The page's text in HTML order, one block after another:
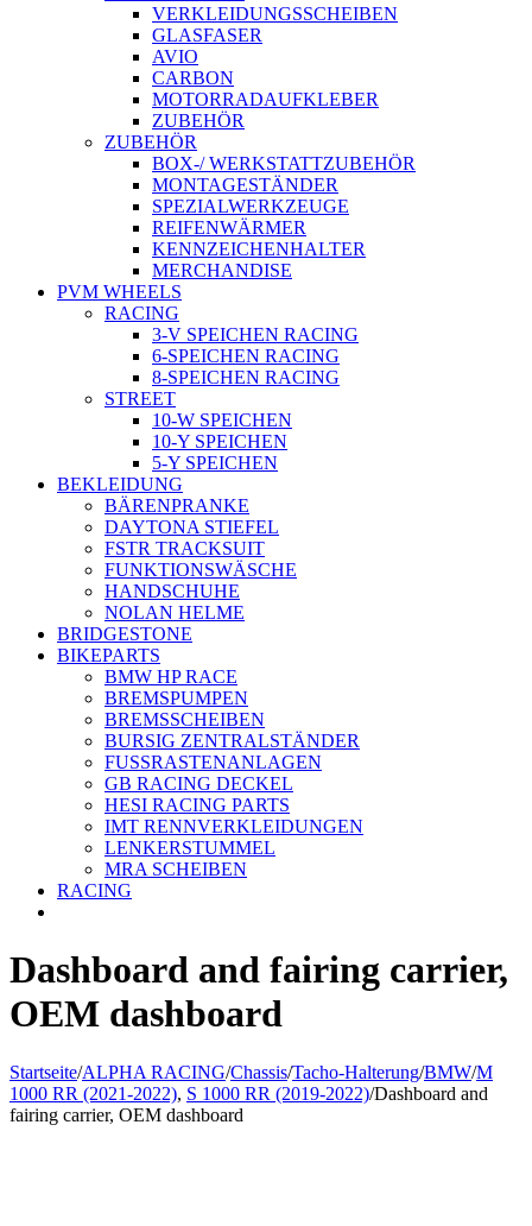
VERKLEIDUNGSSCHEIBEN
GLASFASER
AVIO
CARBON
MOTORRADAUFKLEBER
ZUBEHÖR
ZUBEHÖR
BOX-/ WERKSTATTZUBEHÖR
MONTAGESTÄNDER
SPEZIALWERKZEUGE
REIFENWÄRMER
KENNZEICHENHALTER
MERCHANDISE
PVM WHEELS
RACING
3-V SPEICHEN RACING
6-SPEICHEN RACING
8-SPEICHEN RACING
STREET
10-W SPEICHEN
10-Y SPEICHEN
5-Y SPEICHEN
BEKLEIDUNG
BÄRENPRANKE
DAYTONA STIEFEL
FSTR TRACKSUIT
FUNKTIONSWÄSCHE
HANDSCHUHE
NOLAN HELME
BRIDGESTONE
BIKEPARTS
BMW HP RACE
BREMSPUMPEN
BREMSSCHEIBEN
BURSIG ZENTRALSTÄNDER
FUSSRASTENANLAGEN
GB RACING DECKEL
HESI RACING PARTS
IMT RENNVERKLEIDUNGEN
LENKERSTUMMEL
MRA SCHEIBEN
RACING
Dashboard and fairing carrier,
OEM dashboard
Startseite/ALPHA RACING/Chassis/Tacho-Halterung/BMW/M
1000 RR (2021-2022), S 1000 RR (2019-2022)/Dashboard and
fairing carrier, OEM dashboard